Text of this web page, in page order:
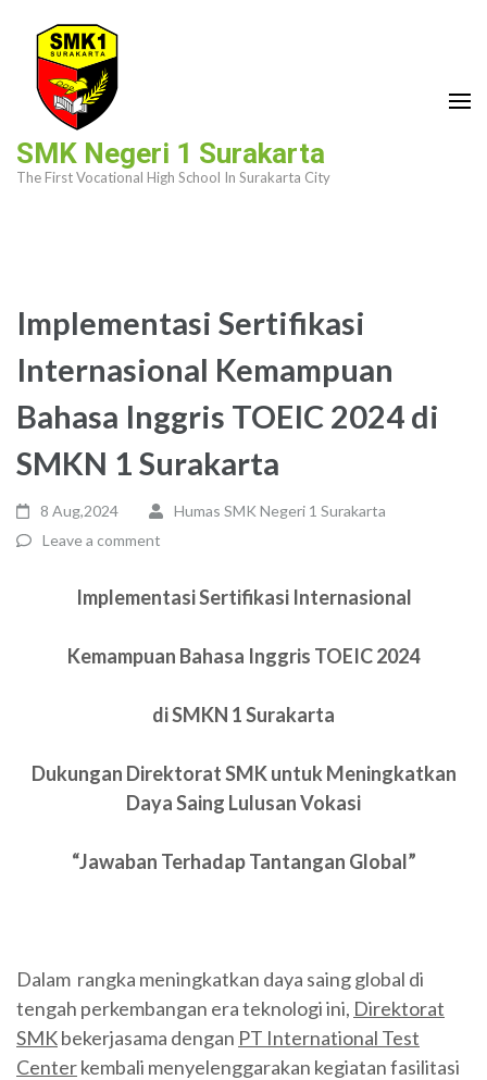
content
(Press
SMK Negeri 1 Surakarta
The First Vocational High School In Surakarta City
Implementasi Sertifikasi
Internasional Kemampuan
Bahasa Inggris TOEIC 2024 di
SMKN 1 Surakarta
8 Aug,2024
Humas SMK Negeri 1 Surakarta
Leave a comment
Implementasi Sertifikasi Internasional
Kemampuan Bahasa Inggris TOEIC 2024
di SMKN 1 Surakarta
Dukungan Direktorat SMK untuk Meningkatkan
Daya Saing Lulusan Vokasi
“Jawaban Terhadap Tantangan Global”
Dalam rangka meningkatkan daya saing global di
tengah perkembangan era teknologi ini, Direktorat
SMKbekerjasama dengan PT International Test
Centerkembali menyelenggarakan kegiatan fasilitasi